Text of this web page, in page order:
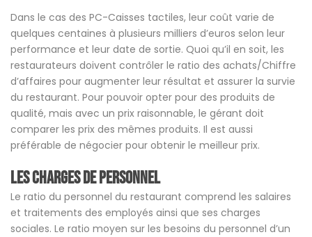
Dans le cas des PC-Caisses tactiles, leur coût varie de
quelques centaines à plusieurs milliers d’euros selon leur
performance et leur date de sortie. Quoi qu’il en soit, les
restaurateurs doivent contrôler le ratio des achats/Chiffre
d’affaires pour augmenter leur résultat et assurer la survie
du restaurant. Pour pouvoir opter pour des produits de
qualité, mais avec un prix raisonnable, le gérant doit
comparer les prix des mêmes produits. Il est aussi
préférable de négocier pour obtenir le meilleur prix.
Les charges de personnel
Le ratio du personnel du restaurant comprend les salaires
et traitements des employés ainsi que ses charges
sociales. Le ratio moyen sur les besoins du personnel d’un